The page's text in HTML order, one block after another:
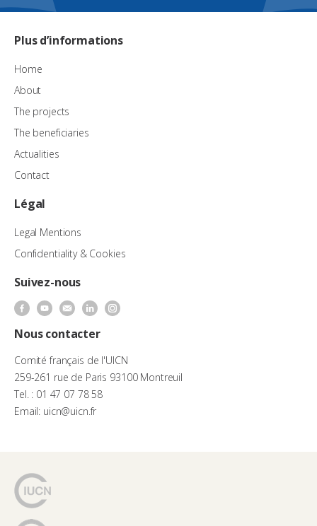
Plus d’informations
Home
About
The projects
The beneficiaries
Actualities
Contact
Légal
Legal Mentions
Confidentiality & Cookies
Suivez-nous
Nous contacter
Comité français de l'UICN
259-261 rue de Paris 93100 Montreuil
Tel. : 01 47 07 78 58
Email: uicn@uicn.fr